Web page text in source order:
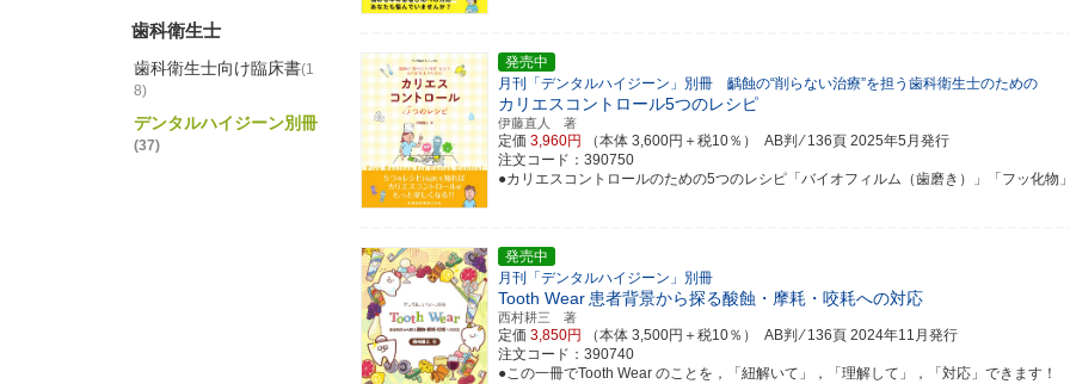
発売中
月刊「デンタルハイジーン」別冊 齲蝕の“削らない治療”を担う歯科衛生士のための
カリエスコントロール5つのレシピ
伊藤直人 著
定価 3,960円 （本体 3,600円＋税10％） AB判 ⁄ 136頁 2025年5月発行
注文コード：390750
●カリエスコントロールのための5つのレシピ「バイオフィルム（歯磨き）」「フッ化物
発売中
月刊「デンタルハイジーン」別冊
Tooth Wear患者背景から探る酸蝕・摩耗・咬耗への対応
西村耕三 著
定価 3,850円 （本体 3,500円＋税10％） AB判 ⁄ 136頁 2024年11月発行
注文コード：390740
●この一冊でTooth Wear のことを，「紐解いて」，「理解して」，「対応」できます！
歯科衛生士
歯科衛生士向け臨床書(1
8)
デンタルハイジーン別冊
(37)